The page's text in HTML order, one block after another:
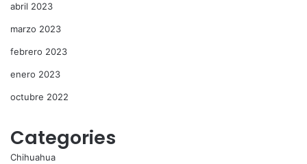
abril 2023
marzo 2023
febrero 2023
enero 2023
octubre 2022
Categories
Chihuahua